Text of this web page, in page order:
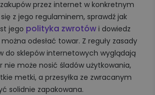
przez internet w konkretnym
z jego regulaminem, sprawdź jak
jego polityka zwrotów i dowiedz
odesłać towar. Z reguły zasady
do sklepów internetowych wyglądają
nie może nosić śladów użytkowania,
metki, a przesyłka ze zwracanym
solidnie zapakowana.